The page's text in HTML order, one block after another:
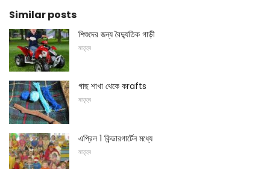
Similar posts
শিশুদের জন্য বৈদ্যুতিক গাড়ী
মাতৃত্ব
গাছ শাখা থেকে কrafts
মাতৃত্ব
এপ্রিল 1 কিন্ডারগার্টেন মধ্যে
মাতৃত্ব